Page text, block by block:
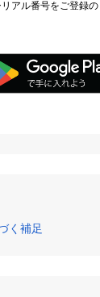
アル番号をご登録
く補足